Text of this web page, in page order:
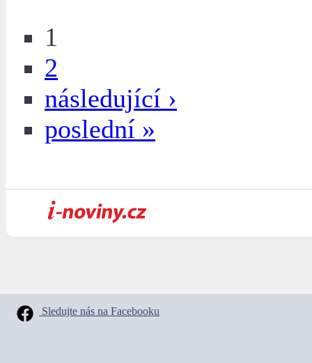
1
2
následující ›
poslední »
Sledujte nás na Facebooku